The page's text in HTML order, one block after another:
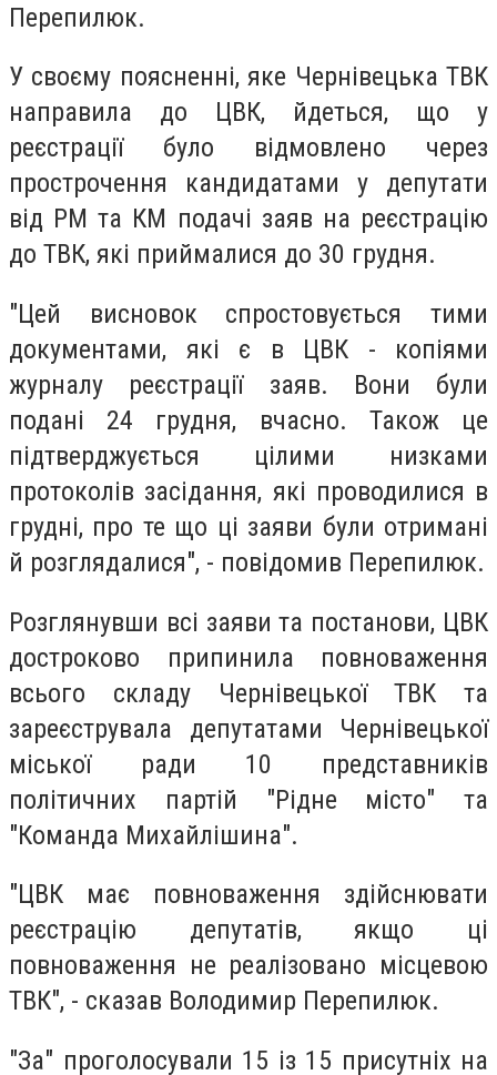
Перепилюк.
У своєму поясненні, яке Чернівецька ТВК
направила до ЦВК, йдеться, що у
реєстрації було відмовлено через
прострочення кандидатами у депутати
від РМ та КМ подачі заяв на реєстрацію
до ТВК, які приймалися до 30 грудня.
"Цей висновок спростовується тими
документами, які є в ЦВК - копіями
журналу реєстрації заяв. Вони були
подані 24 грудня, вчасно. Також це
підтверджується цілими низками
протоколів засідання, які проводилися в
грудні, про те що ці заяви були отримані
й розглядалися", - повідомив Перепилюк.
Розглянувши всі заяви та постанови, ЦВК
достроково припинила повноваження
всього складу Чернівецької ТВК та
зареєструвала депутатами Чернівецької
міської ради 10 представників
політичних партій "Рідне місто" та
"Команда Михайлішина".
"ЦВК має повноваження здійснювати
реєстрацію депутатів, якщо ці
повноваження не реалізовано місцевою
ТВК", - сказав Володимир Перепилюк.
"За" проголосували 15 із 15 присутніх на